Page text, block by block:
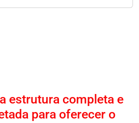
estrutura completa e
para oferecer o